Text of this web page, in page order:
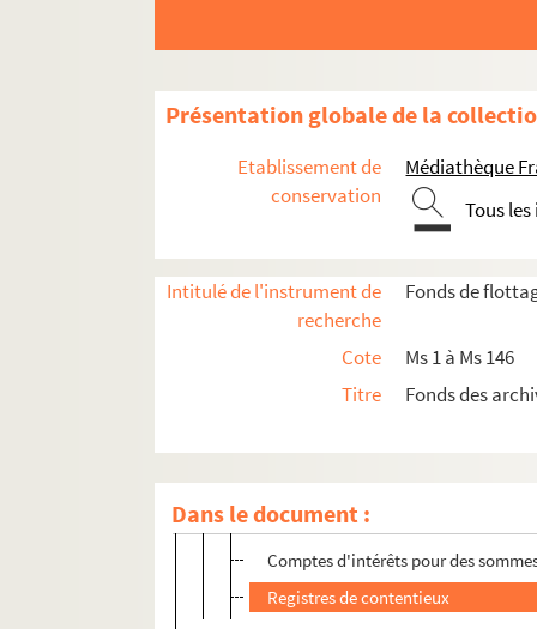
Présentation globale de la
Etablissement de
conservation
Médiathèque
Tous
Intitulé de l'instrument de
recherche
Fonds de
Cote
Ms 1 à Ms 146
Titre
Fonds des
Dans le document :
Exercices de 1805-1806
Exercices de 1806-1807
Exercices de 1807-1808
Mémoires de journées d'hommes
Comptes de réparation de
Levé de nivellement de la chaussée
Sept procès-verbaux d'infractions
Comptes d'intérêts pour des
Registres de contentieux